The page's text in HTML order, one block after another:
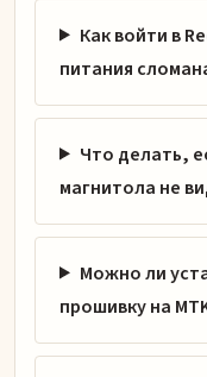
Как войти в
питания
Что делать,
магнитола не
Можно ли
прошивку на